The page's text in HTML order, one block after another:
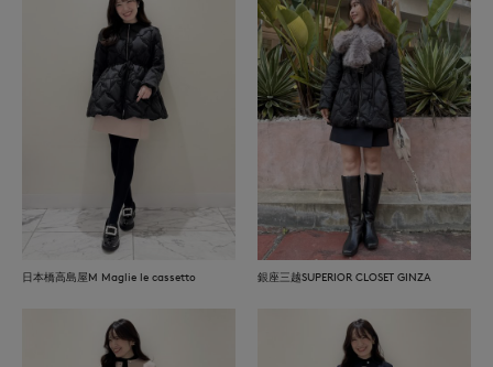
日本橋高島屋M Maglie le cassetto 銀座三越SUPERIOR CLOSET GINZA